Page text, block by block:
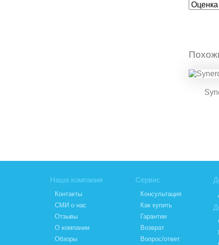
Наша компания
Контакты
СМИ о нас
Отзывы
О компании
Обзоры
Сервис
Консультация
Как купить
Гарантии
Возврат
Вопрос/ответ